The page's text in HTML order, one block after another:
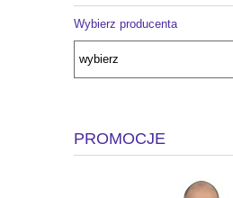
Wybierz producenta
PROMOCJE